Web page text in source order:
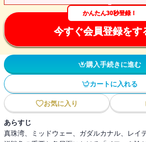
かんたん30秒登録！
今すぐ会員登録をす
購入手続きに進む
カートに入れる
お気に入り
あらすじ
真珠湾、ミッドウェー、ガダルカナル、レ